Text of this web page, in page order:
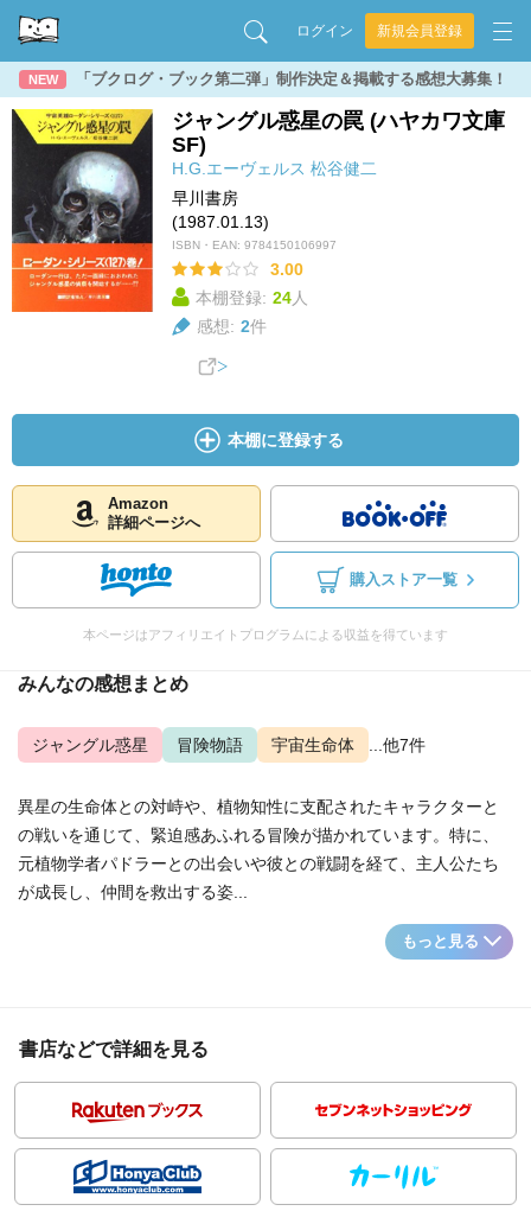
ログイン 新規会員登録
NEW 「ブクログ・ブック第二弾」制作決定＆掲載する感想大募集！
ジャングル惑星の罠 (ハヤカワ文庫
SF)
H.G.エーヴェルス 松谷健二
早川書房
(1987.01.13)
ISBN・EAN: 9784150106997
3.00
本棚登録: 24人
感想: 2件
本棚に登録する
Amazon
詳細ページへ
購入ストア一覧
本ページはアフィリエイトプログラムによる収益を得ています
みんなの感想まとめ
ジャングル惑星 冒険物語 宇宙生命体 ...他7件
異星の生命体との対峙や、植物知性に支配されたキャラクターと
の戦いを通じて、緊迫感あふれる冒険が描かれています。特に、
元植物学者パドラーとの出会いや彼との戦闘を経て、主人公たち
が成長し、仲間を救出する姿...
もっと見る
書店などで詳細を見る